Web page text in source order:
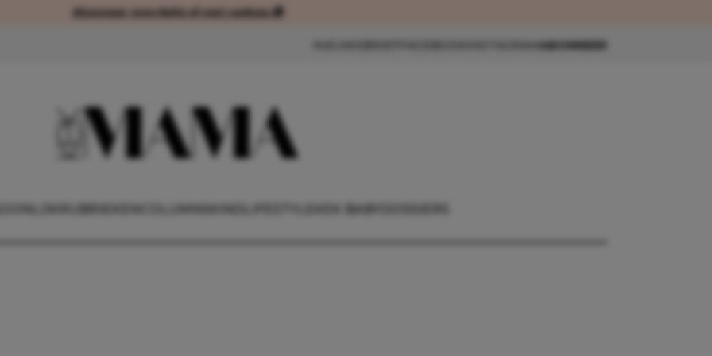
Abonneer voordelig of met cadeau 🎁Abonneer voordelig of met cadeau 🎁
ABONNEER